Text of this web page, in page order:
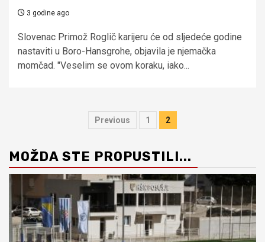
3 godine ago
Slovenac Primož Roglič karijeru će od sljedeće godine
nastaviti u Boro-Hansgrohe, objavila je njemačka
momčad. "Veselim se ovom koraku, iako...
Brojevi
objava
Previous 1 2
MOŽDA STE PROPUSTILI...